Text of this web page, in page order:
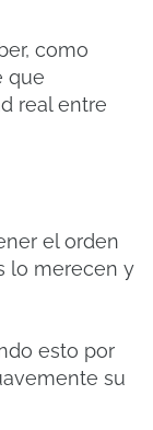
como
que
real entre
el orden
lo merecen y
esto por
su